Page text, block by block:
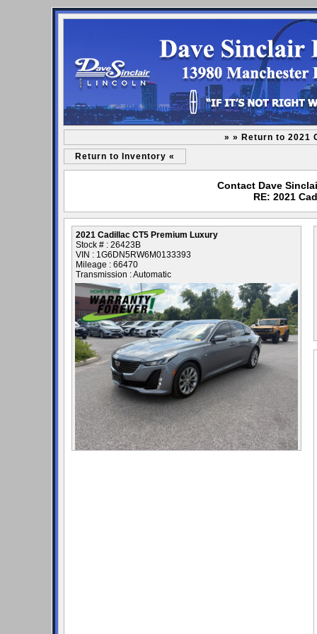
» » Return to 2021
Return to Inventory «
Contact Dave
RE: 2021
2021 Cadillac CT5 Premium Luxury
Stock # : 26423B
VIN : 1G6DN5RW6M0133393
Mileage : 66470
Transmission : Automatic